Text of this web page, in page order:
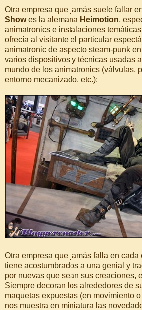
Otra empresa que jamás suele fallar
Showes la alemana Heimotion,
animatronics e instalaciones
ofrecía al visitante el particular
animatronic de aspecto steam-punk
varios dispositivos y técnicas usadas
mundo de los animatronics (válvulas,
entorno mecanizado, etc.):
Otra empresa que jamás falla en cada
tiene acostumbrados a una genial y
por nuevas que sean sus creaciones,
Siempre decoran los alrededores de
maquetas expuestas (en movimiento
nos muestra en miniatura las